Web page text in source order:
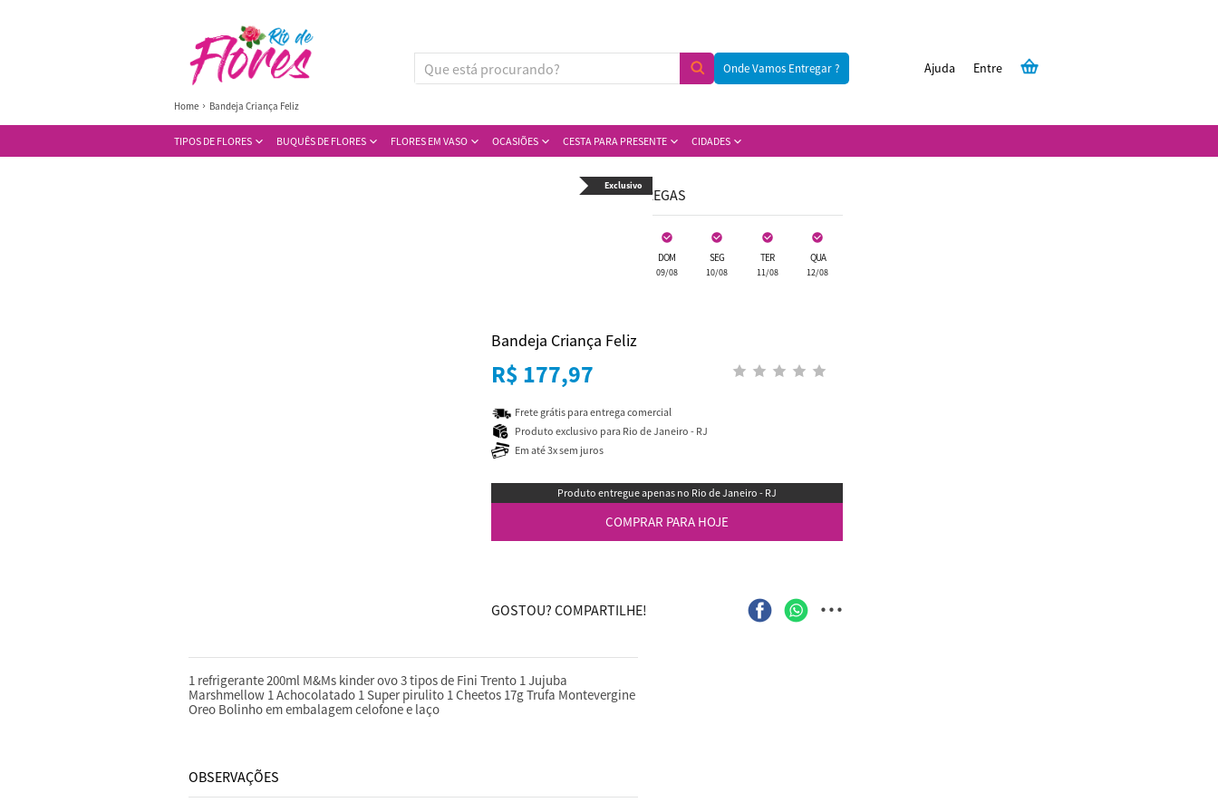
Onde Vamos Entregar ? Entre
Ajuda
TIPOS DE FLORES BUQUÊS DE FLORES FLORES EM VASO OCASIÕES CESTA PARA PRESENTE CIDADES
Home Bandeja Criança Feliz
Exclusivo
1 refrigerante 200ml M&Ms kinder ovo 3 tipos de Fini Trento 1 Jujuba
Marshmellow 1 Achocolatado 1 Super pirulito 1 Cheetos 17g Trufa Montevergine
Oreo Bolinho em embalagem celofone e laço
OBSERVAÇÕES
DISPONIBILIDADE DE ENTREGAS
DOM
09/08
SEG
10/08
TER
11/08
QUA
12/08
Bandeja Criança Feliz
R$ 177,97
Frete grátis para entrega comercial
Produto exclusivo para Rio de Janeiro - RJ
Em até 3x sem juros
Produto entregue apenas no Rio de Janeiro - RJ
COMPRAR PARA HOJE
GOSTOU? COMPARTILHE! ...